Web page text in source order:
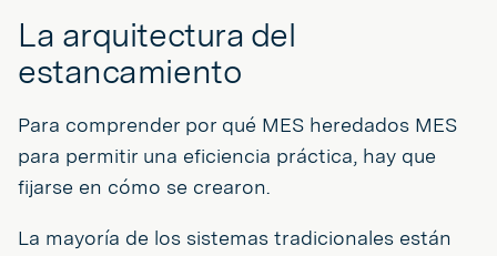
La arquitectura del
estancamiento
Para comprender por qué MES heredados MES
para permitir una eficiencia práctica, hay que
fijarse en cómo se crearon.
La mayoría de los sistemas tradicionales están